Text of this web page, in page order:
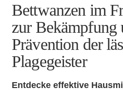
Bettwanzen im
zur Bekämpfung
Prävention der
Plagegeister
Entdecke effektive